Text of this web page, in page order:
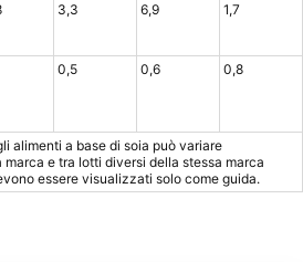
3,3 6,9 1,7
0,5 0,6 0,8
alimenti a base di soia può variare
e tra lotti diversi della stessa marca
essere visualizzati solo come guida.